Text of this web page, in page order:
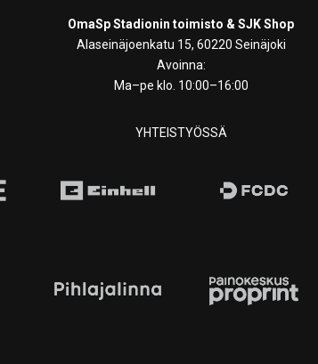
OmaSp Stadionin toimisto & SJK Shop
Alaseinäjoenkatu 15, 60220 Seinäjoki
Avoinna:
Ma–pe klo. 10:00–16:00
YHTEISTYÖSSÄ